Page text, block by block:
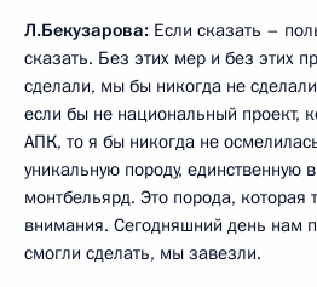
Л.Бекузарова: Если сказать –
сказать. Без этих мер и без этих
сделали, мы бы никогда не
если бы не национальный проект,
АПК, то я бы никогда не
уникальную породу, единственную
монтбельярд. Это порода, которая
внимания. Сегодняшний день нам
смогли сделать, мы завезли.